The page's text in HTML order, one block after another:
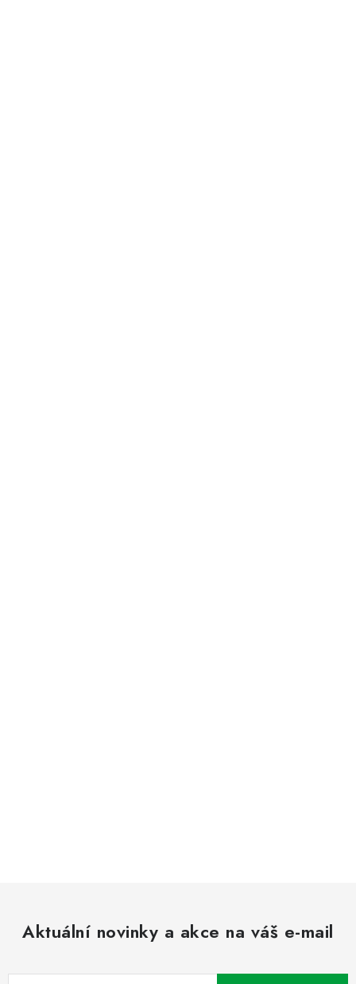
Aktuální novinky a akce na váš e-mail